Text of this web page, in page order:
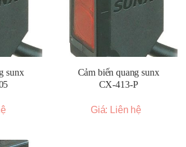
sunx
Cảm biến quang sunx
CX-413-P
Giá: Liên hệ